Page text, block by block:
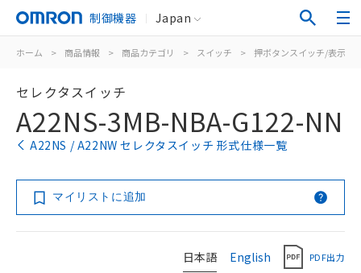
制御機器 Japan
ホーム > 商品情報 > 商品カテゴリ > スイッチ > 押ボタンスイッチ/表示灯
セレクタスイッチ
A22NS-3MB-NBA-G122-NN
A22NS / A22NW セレクタスイッチ 形式仕様一覧
マイリストに追加
日本語 English PDF出力